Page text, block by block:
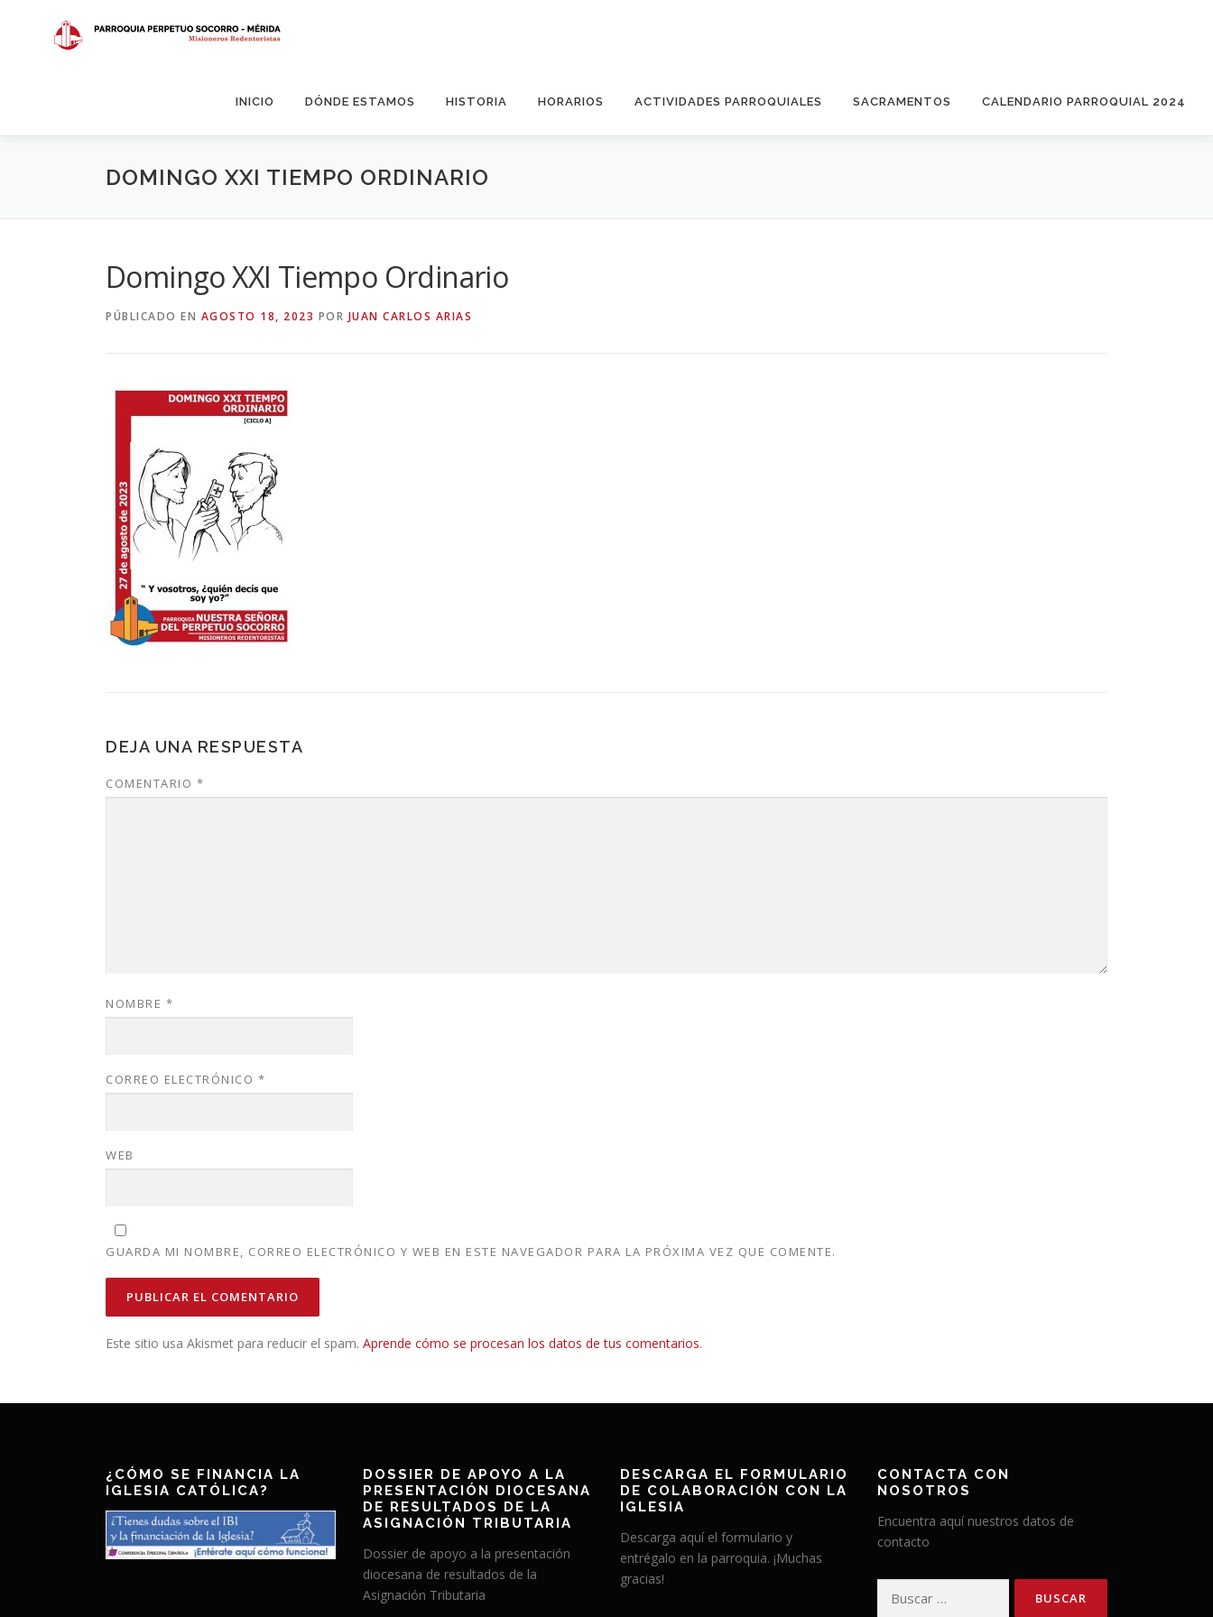
contenido
INICIO DÓNDE ESTAMOS HISTORIA HORARIOS ACTIVIDADES PARROQUIALES SACRAMENTOS CALENDARIO PARROQUIAL 2024
DOMINGO XXI TIEMPO ORDINARIO
Domingo XXI Tiempo Ordinario
PÚBLICADO EN AGOSTO 18, 2023 POR JUAN CARLOS ARIAS
DEJA UNA RESPUESTA
COMENTARIO *
NOMBRE *
CORREO ELECTRÓNICO *
WEB
GUARDA MI NOMBRE, CORREO ELECTRÓNICO Y WEB EN ESTE NAVEGADOR PARA LA PRÓXIMA VEZ QUE COMENTE.
Este sitio usa Akismet para reducir el spam. Aprende cómo se procesan los datos de tus comentarios.
¿CÓMO SE FINANCIA LA
IGLESIA CATÓLICA?
DOSSIER DE APOYO A LA
PRESENTACIÓN DIOCESANA
DE RESULTADOS DE LA
ASIGNACIÓN TRIBUTARIA
Dossier de apoyo a la presentación
diocesana de resultados de la
Asignación Tributaria
DESCARGA EL FORMULARIO
DE COLABORACIÓN CON LA
IGLESIA
Descarga aquí el formulario y
entrégalo en la parroquia. ¡Muchas
gracias!
CONTACTA CON
NOSOTROS
Encuentra aquí nuestros datos de
contacto